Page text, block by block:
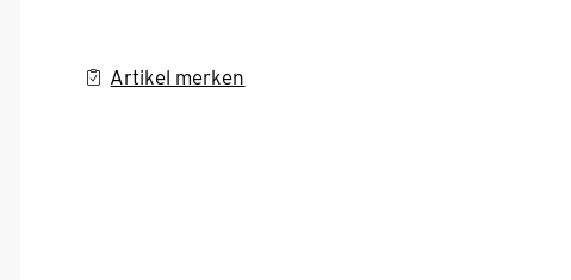
Artikel merken